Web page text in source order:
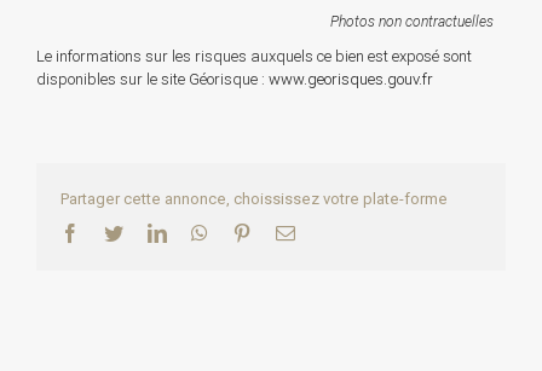
Photos non contractuelles
Le informations sur les risques auxquels ce bien est exposé sont
disponibles sur le site Géorisque : www.georisques.gouv.fr
Partager cette annonce, choississez votre plate-forme
Facebook
TwitterLinkedInWhatsApp
PinterestEmail